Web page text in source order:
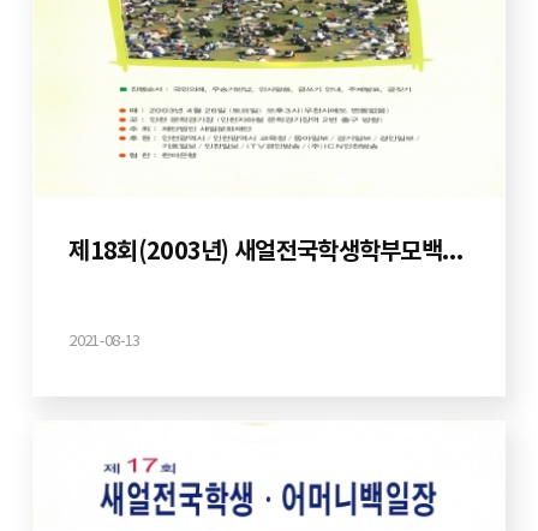
제18회(2003년) 새얼전국학생학부모백일장
2021-08-13